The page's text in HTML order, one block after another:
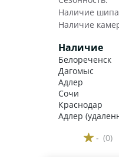
Наличие
Наличие
Наличие
Белореченск
Дагомыс
Адлер
Сочи
Краснодар
Адлер
- (0)